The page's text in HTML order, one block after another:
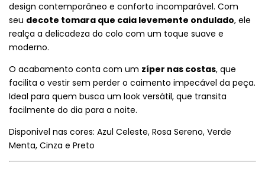
design contemporâneo e conforto incomparável. Com
seu decote tomara que caia levemente ondulado, ele
realça a delicadeza do colo com um toque suave e
moderno.
O acabamento conta com um zíper nas costas, que
facilita o vestir sem perder o caimento impecável da peça.
Ideal para quem busca um look versátil, que transita
facilmente do dia para a noite.
Disponivel nas cores: Azul Celeste, Rosa Sereno, Verde
Menta, Cinza e Preto